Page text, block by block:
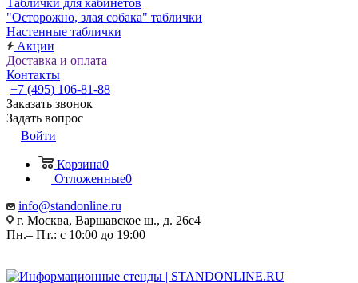
Таблички для кабинетов
"Осторожно, злая собака" таблички
Настенные таблички
Акции
Доставка и оплата
Контакты
+7 (495) 106-81-88
Заказать звонок
Задать вопрос
Войти
Корзина0
Отложенные0
info@standonline.ru
г. Москва, Варшавское ш., д. 26с4
Пн.– Пт.: с 10:00 до 19:00